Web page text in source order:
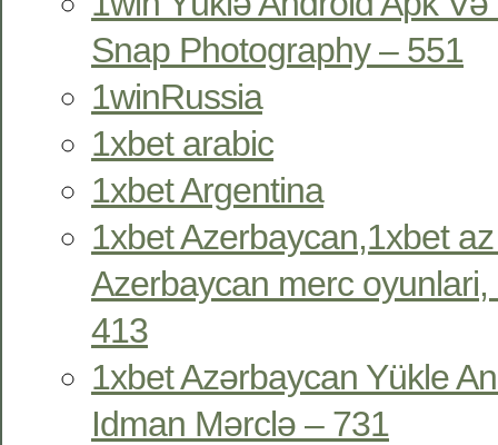
Snap Photography – 551
1winRussia
1xbet arabic
1xbet Argentina
1xbet Azerbaycan,1xbet
Azerbaycan merc
413
1xbet Azərbaycan Yükle
Idman Mərclə – 731